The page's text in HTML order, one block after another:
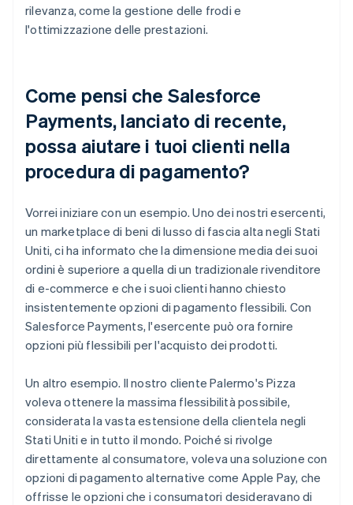
rilevanza, come la gestione delle frodi e
l'ottimizzazione delle prestazioni.
Come pensi che Salesforce
Payments, lanciato di recente,
possa aiutare i tuoi clienti nella
procedura di pagamento?
Vorrei iniziare con un esempio. Uno dei nostri esercenti,
un marketplace di beni di lusso di fascia alta negli Stati
Uniti, ci ha informato che la dimensione media dei suoi
ordini è superiore a quella di un tradizionale rivenditore
di e-commerce e che i suoi clienti hanno chiesto
insistentemente opzioni di pagamento flessibili. Con
Salesforce Payments, l'esercente può ora fornire
opzioni più flessibili per l'acquisto dei prodotti.
Un altro esempio. Il nostro cliente Palermo's Pizza
voleva ottenere la massima flessibilità possibile,
considerata la vasta estensione della clientela negli
Stati Uniti e in tutto il mondo. Poiché si rivolge
direttamente al consumatore, voleva una soluzione con
opzioni di pagamento alternative come Apple Pay, che
offrisse le opzioni che i consumatori desideravano di